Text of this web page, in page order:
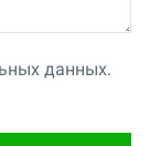
данных.